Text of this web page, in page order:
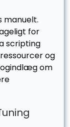
manuelt.
for
scripting
og
om